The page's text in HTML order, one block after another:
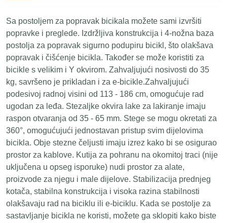
Sa postoljem za popravak bicikala možete sami izvršiti
popravke i preglede. Izdržljiva konstrukcija i 4-nožna baza
postolja za popravak sigurno podupiru bicikl, što olakšava
popravak i čišćenje bicikla. Također se može koristiti za
bicikle s velikim i Y okvirom. Zahvaljujući nosivosti do 35
kg, savršeno je prikladan i za e-bicikle.Zahvaljujući
podesivoj radnoj visini od 113 - 186 cm, omogućuje rad
ugodan za leđa. Stezaljke okvira lake za lakiranje imaju
raspon otvaranja od 35 - 65 mm. Stege se mogu okretati za
360°, omogućujući jednostavan pristup svim dijelovima
bicikla. Obje stezne čeljusti imaju izrez kako bi se osigurao
prostor za kablove. Kutija za pohranu na okomitoj traci (nije
uključena u opseg isporuke) nudi prostor za alate,
proizvode za njegu i male dijelove. Stabilizacija prednjeg
kotača, stabilna konstrukcija i visoka razina stabilnosti
olakšavaju rad na biciklu ili e-biciklu. Kada se postolje za
sastavljanje bicikla ne koristi, možete ga sklopiti kako biste